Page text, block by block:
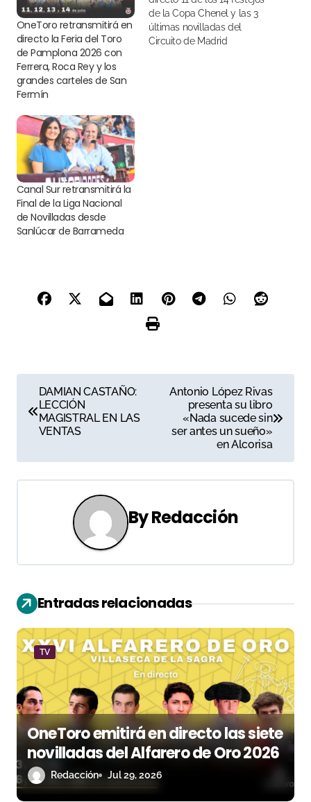
OneToro retransmitirá en
directo la Feria del Toro
de Pamplona 2026 con
Ferrera, Roca Rey y los
grandes carteles de San
Fermín
de la Copa Chenel y las 3
últimas novilladas del
Circuito de Madrid
Canal Sur retransmitirá la
Final de la Liga Nacional
de Novilladas desde
Sanlúcar de Barrameda
a
e
c
i
ó
n
d
e
e
n
t
DAMIAN CASTAÑO:
LECCIÓN
MAGISTRAL EN LAS
VENTAS
Antonio López Rivas
presenta su libro
«Nada sucede sin
ser antes un sueño»
en Alcorisa
ByRedacción
Entradas relacionadas
TV
OneToro emitirá en directo las siete
novilladas del Alfarero de Oro 2026
Redacción Jul 29, 2026